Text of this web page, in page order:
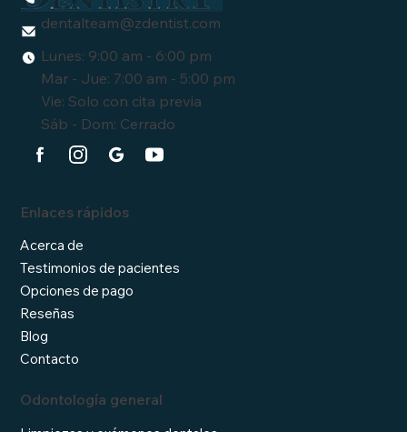
dentalteam@zdentist.com
Lunes: 9:00 am - 6:00 pm
Mar - Jue: 7:00 am - 5:00 pm
Vie: Solo con cita previa
Sáb - Dom: Cerrado
Enlaces rápidos
Acerca de
Testimonios de pacientes
Opciones de pago
Reseñas
Blog
Contacto
Odontología general